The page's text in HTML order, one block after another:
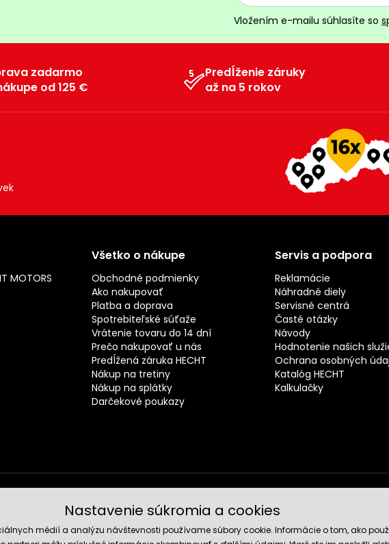
Vložením e-mailu súhlasíte so
zadarmo
od 125 €
Predĺženie záruky
až na 5 rokov
MOTORS
Všetko o nákupe
Obchodné podmienky
Ako nakupovať
Platba a doprava
Spotrebiteľské súťaže
Vrátenie tovaru do 14 dní
Prečo nakupovať u nás
Predĺžená záruka HECHT
Nákup na tretiny
Nákup na splátky
Darčekové poukazy
Servis a podpora
Reklamácie
Náhradné diely
Servisné centrá
Časté otázky
Návody
Hodnotenie našich
Ochrana osobných
Katalóg HECHT
Kalkulačky
Spoľahlivý obchod
Nastavenie súkromia a cookies
médií a analýzu návštevnosti používame súbory cookie. Informácie o tom, ako